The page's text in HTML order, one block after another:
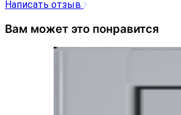
Написать отзыв
Вам может это понравится